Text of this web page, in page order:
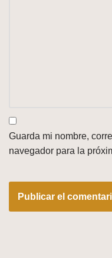
Guarda mi nombre,
navegador para la